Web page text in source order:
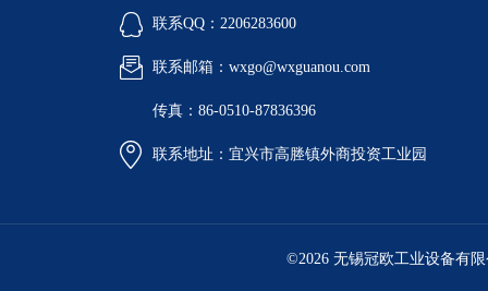
联系QQ：2206283600
联系邮箱：wxgo@wxguanou.com
传真：86-0510-87836396
联系地址：宜兴市高塍镇外商投资工业园
©2026 无锡冠欧工业设备有